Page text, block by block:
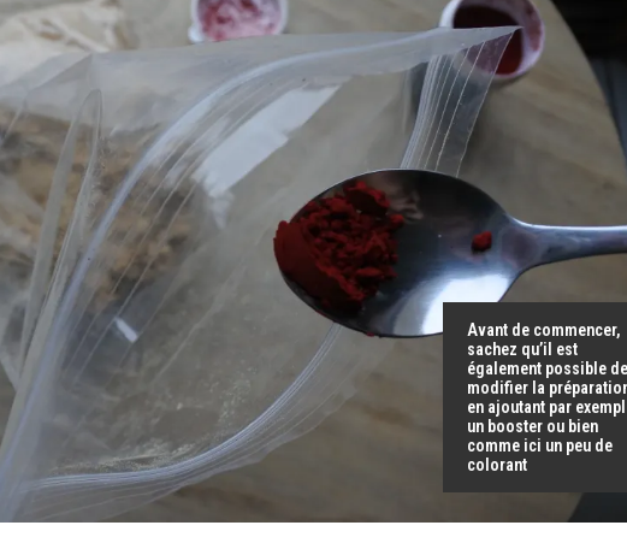
Avant de commencer,
sachez qu’il est
également possible
modifier la
en ajoutant par
un booster ou bien
comme ici un peu de
colorant